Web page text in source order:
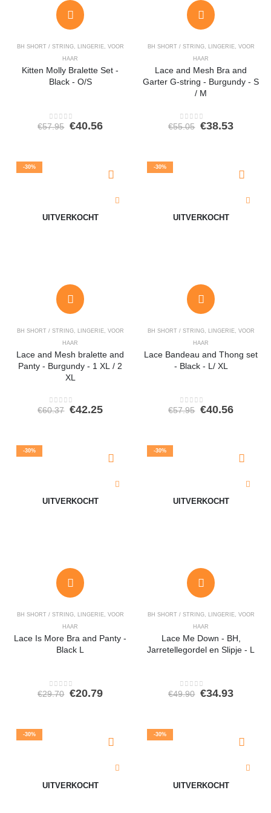
BH SHORT / STRING, LINGERIE, VOOR
HAAR
Kitten Molly Bralette Set -
Black - O/S
0out of 5
€57.95 Oorspronkelijke
€40.56Huidige
BH SHORT / STRING, LINGERIE, VOOR
HAAR
Lace and Mesh Bra and
Garter G-string - Burgundy - S
/ M
0out of 5
€55.05 €38.53
-30%
UITVERKOCHT
BH SHORT / STRING, LINGERIE, VOOR
HAAR
Lace and Mesh bralette and
Panty - Burgundy - 1 XL / 2
XL
0out of 5
€60.37 Oorspronkelijke
€42.25Huidige
-30%
UITVERKOCHT
BH SHORT / STRING, LINGERIE, VOOR
HAAR
Lace Bandeau and Thong set
- Black - L/ XL
0out of 5
€57.95 €40.56
-30%
UITVERKOCHT
BH SHORT / STRING, LINGERIE, VOOR
HAAR
Lace Is More Bra and Panty -
Black L
0out of 5
€29.70 Oorspronkelijke
€20.79Huidige
-30%
UITVERKOCHT
BH SHORT / STRING, LINGERIE, VOOR
HAAR
Lace Me Down - BH,
Jarretellegordel en Slipje - L
0out of 5
€49.90 €34.93
-30%
UITVERKOCHT
-30%
UITVERKOCHT